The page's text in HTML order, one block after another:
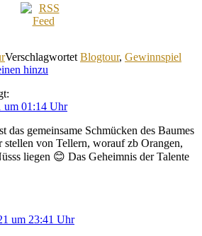
Verschlagwortet Blogtour, Gewinnspiel
hinzu
um 01:14 Uhr
das gemeinsame Schmücken des Baumes
stellen von Tellern, worauf zb Orangen,
liegen 😊 Das Geheimnis der Talente
um 23:41 Uhr